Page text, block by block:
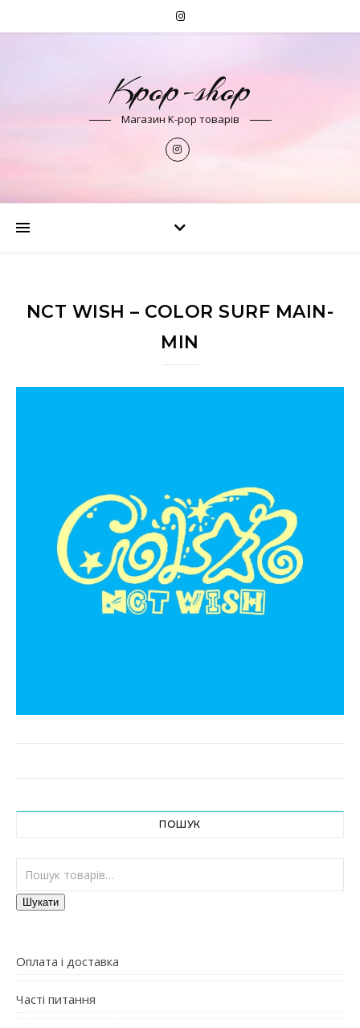
Kpop-shop
Магазин K-pop товарів
NCT WISH – COLOR SURF MAIN-
MIN
ПОШУК
Шукати:
Шукати
Оплата і доставка
Часті питання